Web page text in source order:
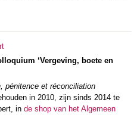
‘Vergeving, boete en
pénitence et réconciliation
in 2010, zijn sinds 2014 te
in de shop van het Algemeen